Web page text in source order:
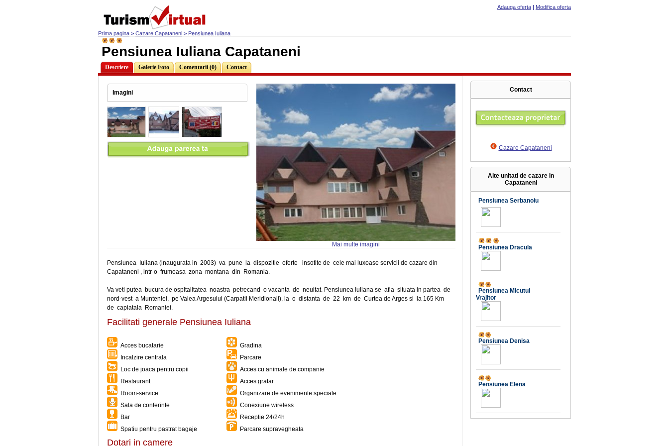
Prima pagina > Cazare Capataneni > Pensiunea Iuliana
Adauga oferta | Modifica oferta
Pensiunea Iuliana Capataneni
Descriere Galerie Foto Comentarii (0) Contact
Imagini
Mai multe imagini
Pensiunea Iuliana (inaugurata in 2003) va pune la dispozitie oferte insotite de cele mai luxoase servicii de cazare din
Capataneni , intr-o frumoasa zona montana din Romania.
Va veti putea bucura de ospitalitatea noastra petrecand o vacanta de neuitat. Pensiunea Iuliana se afla situata in partea de
nord-vest a Munteniei, pe Valea Argesului (Carpatii Meridionali), la o distanta de 22 km de Curtea de Arges si la 165 Km
de capiatala Romaniei.
Facilitati generale Pensiunea Iuliana
Acces bucatarie
Gradina
Incalzire centrala
Parcare
Loc de joaca pentru copii
Acces cu animale de companie
Restaurant
Acces gratar
Room-service
Organizare de evenimente speciale
Sala de conferinte
Conexiune wireless
Bar
Receptie 24/24h
Spatiu pentru pastrat bagaje
Parcare supravegheata
Dotari in camere
Contact
Cazare Capataneni
Alte unitati de cazare in
Capataneni
Pensiunea Serbanoiu
Pensiunea Dracula
Pensiunea Micutul
Vrajitor
Pensiunea Denisa
Pensiunea Elena